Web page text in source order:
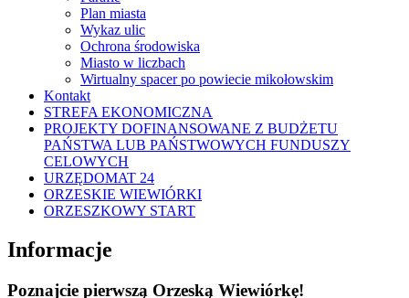
Plan miasta
Wykaz ulic
Ochrona środowiska
Miasto w liczbach
Wirtualny spacer po powiecie mikołowskim
Kontakt
STREFA EKONOMICZNA
PROJEKTY DOFINANSOWANE Z BUDŻETU
PAŃSTWA LUB PAŃSTWOWYCH FUNDUSZY
CELOWYCH
URZĘDOMAT 24
ORZESKIE WIEWIÓRKI
ORZESZKOWY START
Informacje
Poznajcie pierwszą Orzeską Wiewiórkę!